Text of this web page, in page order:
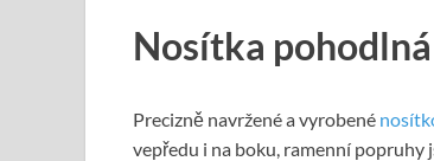
Nosítka
Precizně navržené a vyrobené
vepředu i na boku, ramenní popruhy